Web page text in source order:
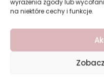
wyrażenia zgody lub
na niektóre cechy i funkcje.
podkreślone
płynne przejścia
komfortowy
Jak używać